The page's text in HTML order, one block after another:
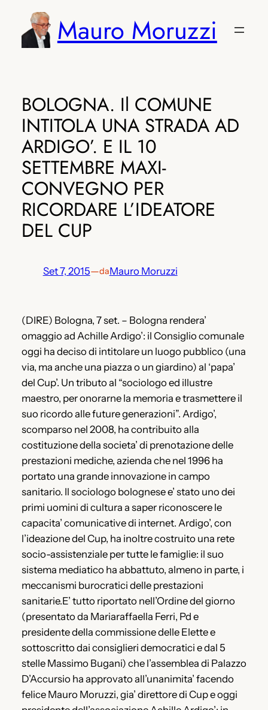
contenuto
Mauro Moruzzi
BOLOGNA. Il COMUNE
INTITOLA UNA STRADA AD
ARDIGO’. E IL 10
SETTEMBRE MAXI-
CONVEGNO PER
RICORDARE L’IDEATORE
DEL CUP
Set 7, 2015—daMauro Moruzzi
(DIRE) Bologna, 7 set. – Bologna rendera’
omaggio ad Achille Ardigo’: il Consiglio comunale
oggi ha deciso di intitolare un luogo pubblico (una
via, ma anche una piazza o un giardino) al ‘papa’
del Cup’. Un tributo al “sociologo ed illustre
maestro, per onorarne la memoria e trasmettere il
suo ricordo alle future generazioni”. Ardigo’,
scomparso nel 2008, ha contribuito alla
costituzione della societa’ di prenotazione delle
prestazioni mediche, azienda che nel 1996 ha
portato una grande innovazione in campo
sanitario. Il sociologo bolognese e’ stato uno dei
primi uomini di cultura a saper riconoscere le
capacita’ comunicative di internet. Ardigo’, con
l’ideazione del Cup, ha inoltre costruito una rete
socio-assistenziale per tutte le famiglie: il suo
sistema mediatico ha abbattuto, almeno in parte, i
meccanismi burocratici delle prestazioni
sanitarie.E’ tutto riportato nell’Ordine del giorno
(presentato da Mariaraffaella Ferri, Pd e
presidente della commissione delle Elette e
sottoscritto dai consiglieri democratici e dal 5
stelle Massimo Bugani) che l’assemblea di Palazzo
D’Accursio ha approvato all’unanimita’ facendo
felice Mauro Moruzzi, gia’ direttore di Cup e oggi